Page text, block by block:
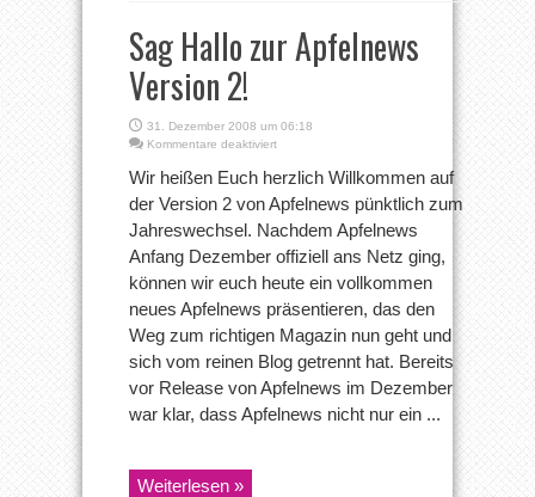
Sag Hallo zur Apfelnews
Version 2!
31. Dezember 2008 um 06:18
Kommentare deaktiviertfür
Hallo
zur
Apfelnews
Version
Wir heißen Euch herzlich Willkommen auf
der Version 2 von Apfelnews pünktlich zum
Jahreswechsel. Nachdem Apfelnews
Anfang Dezember offiziell ans Netz ging,
können wir euch heute ein vollkommen
neues Apfelnews präsentieren, das den
Weg zum richtigen Magazin nun geht und
sich vom reinen Blog getrennt hat. Bereits
vor Release von Apfelnews im Dezember
war klar, dass Apfelnews nicht nur ein ...
Weiterlesen »